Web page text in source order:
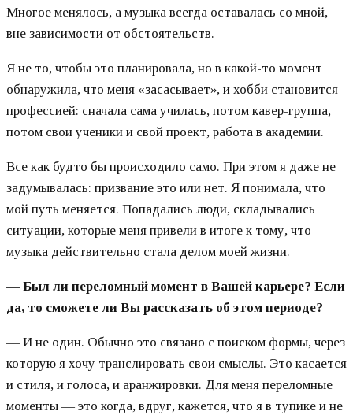
Многое менялось, а музыка всегда оставалась со мной,
вне зависимости от обстоятельств.
Я не то, чтобы это планировала, но в какой-то момент
обнаружила, что меня «засасывает», и хобби становится
профессией: сначала сама училась, потом кавер-группа,
потом свои ученики и свой проект, работа в академии.
Все как будто бы происходило само. При этом я даже не
задумывалась: призвание это или нет. Я понимала, что
мой путь меняется. Попадались люди, складывались
ситуации, которые меня привели в итоге к тому, что
музыка действительно стала делом моей жизни.
— Был ли переломный момент в Вашей карьере? Если
да, то сможете ли Вы рассказать об этом периоде?
— И не один. Обычно это связано с поиском формы, через
которую я хочу транслировать свои смыслы. Это касается
и стиля, и голоса, и аранжировки. Для меня переломные
моменты — это когда, вдруг, кажется, что я в тупике и не